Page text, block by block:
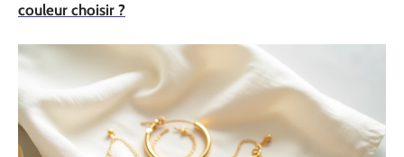
couleur choisir ?